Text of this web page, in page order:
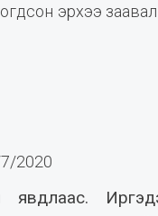
эрхээ
2020
явдлаас.